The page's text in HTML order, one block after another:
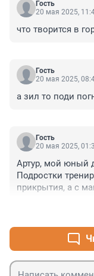
Гость
20 мая 2025,
что творится в
Гость
20 мая 2025,
а зил то поди
Гость
20 мая 2025,
Артур, мой юный
Подростки
прикрытия, а с